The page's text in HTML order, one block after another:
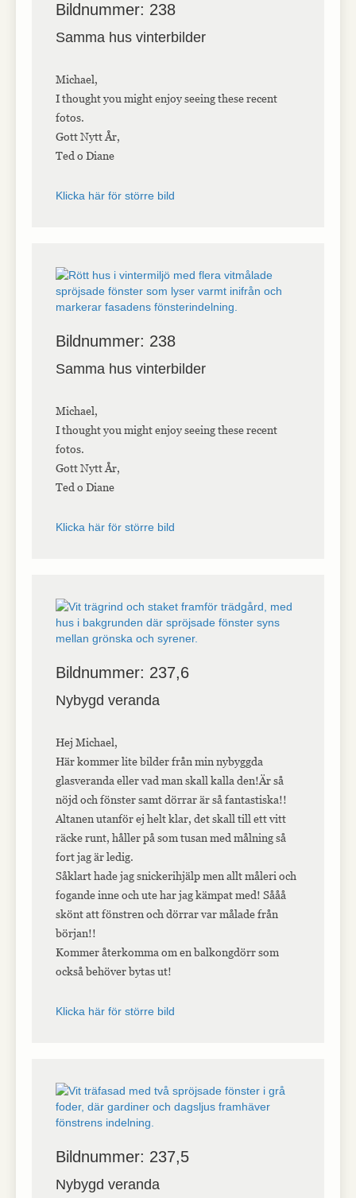
Bildnummer: 238
Samma hus vinterbilder
Michael,
I thought you might enjoy seeing these recent
fotos.
Gott Nytt År,
Ted o Diane
Klicka här för större bild
Bildnummer: 238
Samma hus vinterbilder
Michael,
I thought you might enjoy seeing these recent
fotos.
Gott Nytt År,
Ted o Diane
Klicka här för större bild
Bildnummer: 237,6
Nybygd veranda
Hej Michael,
Här kommer lite bilder från min nybyggda
glasveranda eller vad man skall kalla den!Är så
nöjd och fönster samt dörrar är så fantastiska!!
Altanen utanför ej helt klar, det skall till ett vitt
räcke runt, håller på som tusan med målning så
fort jag är ledig.
Såklart hade jag snickerihjälp men allt måleri och
fogande inne och ute har jag kämpat med! Sååå
skönt att fönstren och dörrar var målade från
början!!
Kommer återkomma om en balkongdörr som
också behöver bytas ut!
Klicka här för större bild
Bildnummer: 237,5
Nybygd veranda